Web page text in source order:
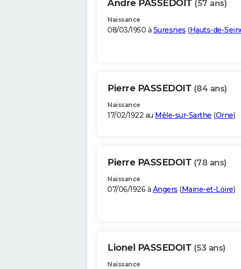
Andre PASSEDOIT (57 ans)
Naissance
08/03/1950 à Suresnes (Hauts-de-
Pierre PASSEDOIT (84 ans)
Naissance
17/02/1922 au Mêle-sur-Sarthe (Orne)
Pierre PASSEDOIT (78 ans)
Naissance
07/06/1926 à Angers (Maine-et-Loire)
Lionel PASSEDOIT (53 ans)
Naissance